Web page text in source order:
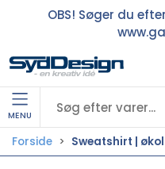
OBS! Søger du
MENU
Forside Sweatshirt |